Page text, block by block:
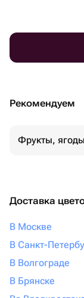
Рекомендуем
Фрукты,
Доставка
В Москве
В Санкт-
В Волгограде
В Брянске